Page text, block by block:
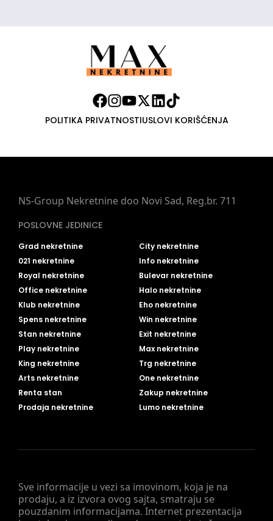
POLITIKA PRIVATNOSTIUSLOVI KORIŠĆENJA
Sve informacije u vezi sa imovinom, koja je na
prodaju, a iz izvora ovog sajta, smatraju se
pouzdanim informacijama. Internet prezentacija
NS-Group Nekretnine doo Novi Sad, Reg.br. 711
POSLOVNE JEDINICE
Grad nekretnine
City nekretnine
021 nekretnine
Info nekretnine
Royal nekretnine
Bulevar nekretnine
Office nekretnine
Halo nekretnine
Klub nekretnine
Eho nekretnine
Spens nekretnine
Win nekretnine
Stan nekretnine
Exit nekretnine
Play nekretnine
Max nekretnine
King nekretnine
Trg nekretnine
Arts nekretnine
One nekretnine
Renta stan
Zakup nekretnine
Prodaja nekretnine
Lumo nekretnine